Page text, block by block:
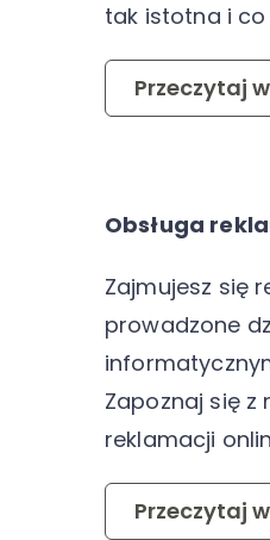
tak istotna i co
Przeczytaj
Obsługa
Zajmujesz się
prowadzone
Zapoznaj się z
reklamacji
Przeczytaj